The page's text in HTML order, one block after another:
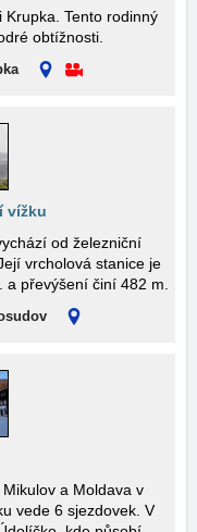
Tento rodinný
obtížnosti.
vížku
od železniční
vrcholová stanice je
převýšení činí 482 m.
a Moldava v
vede 6 sjezdovek. V